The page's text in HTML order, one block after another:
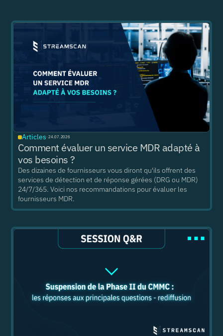
Articles ·24.07.2026
Comment évaluer un service MDR adapté à
vos besoins ?
Des dizaines de fournisseurs vous diront qu'ils offrent des
services de détection et de réponse gérées (DRG ou MDR)
24/7/365. Voici nos recommandations pour évaluer les
fournisseurs MDR.